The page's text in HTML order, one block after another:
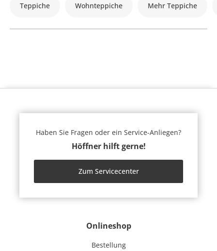
Teppiche Wohnteppiche Mehr Teppiche
Onlineshop
Bestellung
Haben Sie Fragen oder ein Service-Anliegen?
Höffner hilft gerne!
Zum Servicecenter